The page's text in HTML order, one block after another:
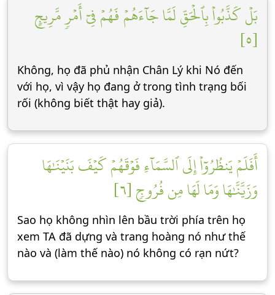
بَلۡ كَذَّبُواْ بِٱلۡحَقِّ لَمَّا جَآءَهُمۡ فَهُمۡ فِيٓ أَمۡرٖ مَّرِيجٍ
[٥]
Không, họ đã phủ nhận Chân Lý khi Nó đến
với họ, vì vậy họ đang ở trong tình trạng bối
rối (không biết thật hay giả).
أَفَلَمۡ يَنظُرُوٓاْ إِلَى ٱلسَّمَآءِ فَوۡقَهُمۡ كَيۡفَ بَنَيۡنَٰهَا
وَزَيَّنَّٰهَا وَمَا لَهَا مِن فُرُوجٖ [٦]
Sao họ không nhìn lên bầu trời phía trên họ
xem TA đã dựng và trang hoàng nó như thế
nào và (làm thế nào) nó không có rạn nứt?